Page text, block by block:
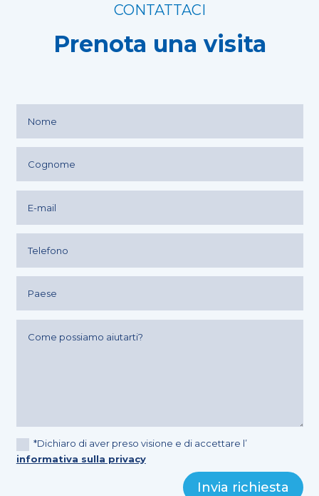
CONTATTACI
Prenota una visita
*Dichiaro di aver preso visione e di accettare l’
informativa sulla privacy
Invia richiesta